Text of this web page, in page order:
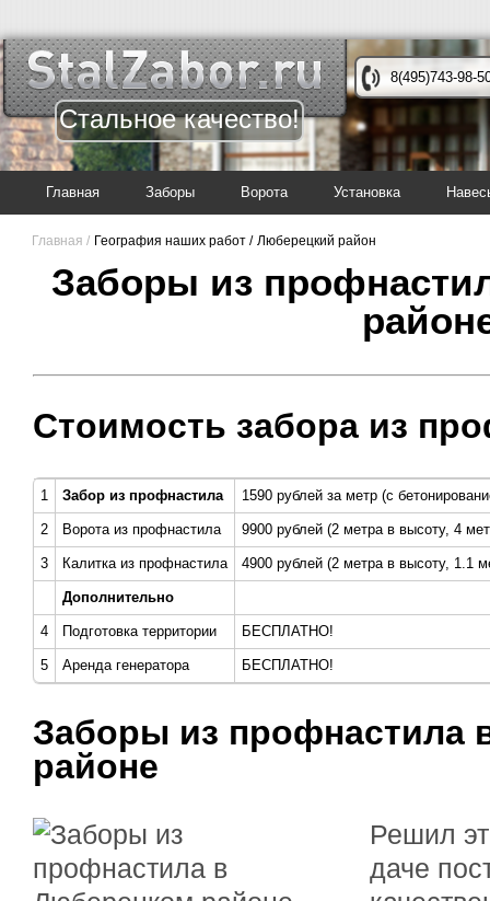
Стальное качество!
8(495)743-98-
Главная Заборы Ворота Установка
Главная / География наших работ / Люберецкий район
Заборы из
Стоимость забора из
1 Забор из профнастила 1590 рублей за метр (с
2 Ворота из профнастила 9900 рублей (2 метра в высоту, 4
3 Калитка из профнастила 4900 рублей (2 метра в высоту, 1.1
Дополнительно
4 Подготовка территории БЕСПЛАТНО!
5 Аренда генератора БЕСПЛАТНО!
Заборы из профнастила
районе
Решил
даче